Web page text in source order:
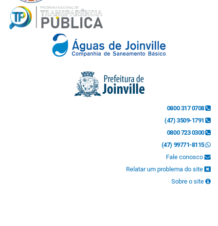
0800 317 0708
(47) 3509-1791
0800 723 0300
(47) 99771-8115
Fale conosco
Relatar um problema do site
Sobre o site